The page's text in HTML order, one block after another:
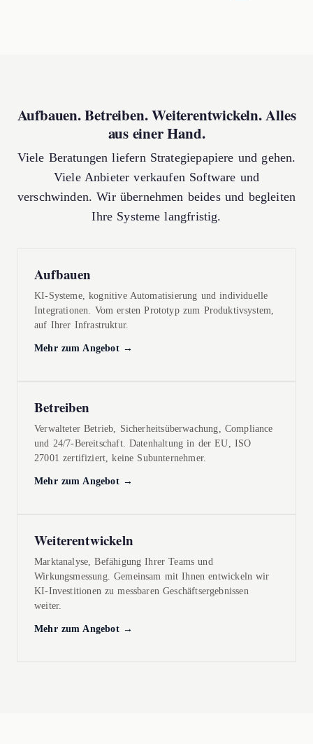
Aufbauen. Betreiben. Weiterentwickeln. Alles
aus einer Hand.
Viele Beratungen liefern Strategiepapiere und gehen.
Viele Anbieter verkaufen Software und
verschwinden. Wir übernehmen beides und begleiten
Ihre Systeme langfristig.
Aufbauen
KI-Systeme, kognitive Automatisierung und individuelle
Integrationen. Vom ersten Prototyp zum Produktivsystem,
auf Ihrer Infrastruktur.
Mehr zum Angebot →
Betreiben
Verwalteter Betrieb, Sicherheitsüberwachung, Compliance
und 24/7-Bereitschaft. Datenhaltung in der EU, ISO
27001 zertifiziert, keine Subunternehmer.
Mehr zum Angebot →
Weiterentwickeln
Marktanalyse, Befähigung Ihrer Teams und
Wirkungsmessung. Gemeinsam mit Ihnen entwickeln wir
KI-Investitionen zu messbaren Geschäftsergebnissen
weiter.
Mehr zum Angebot →